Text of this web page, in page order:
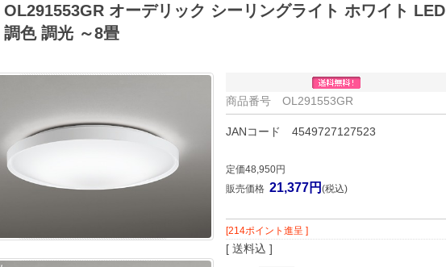
OL291553GR オーデリック シーリングライト ホワイト LED
調色 調光 ～8畳
商品番号 OL291553GR
JANコード 4549727127523
定価48,950円
販売価格 21,377円 (税込)
[214ポイント進呈 ]
[ 送料込 ]